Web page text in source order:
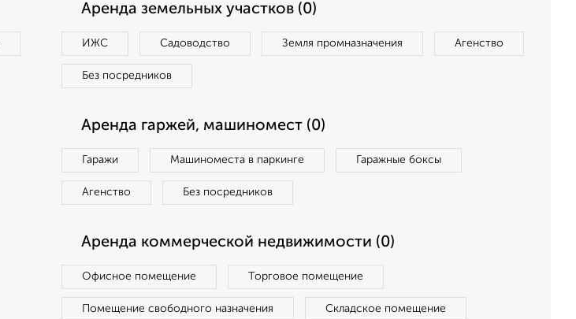
Аренда земельных участков (0)
ИЖС Садоводство Земля промназначения Агенство
Без посредников
Аренда гаржей, машиномест (0)
Гаражи Машиноместа в паркинге Гаражные боксы
Агенство Без посредников
Аренда коммерческой недвижимости (0)
Офисное помещение Торговое помещение
Помещение свободного назначения Складское помещение